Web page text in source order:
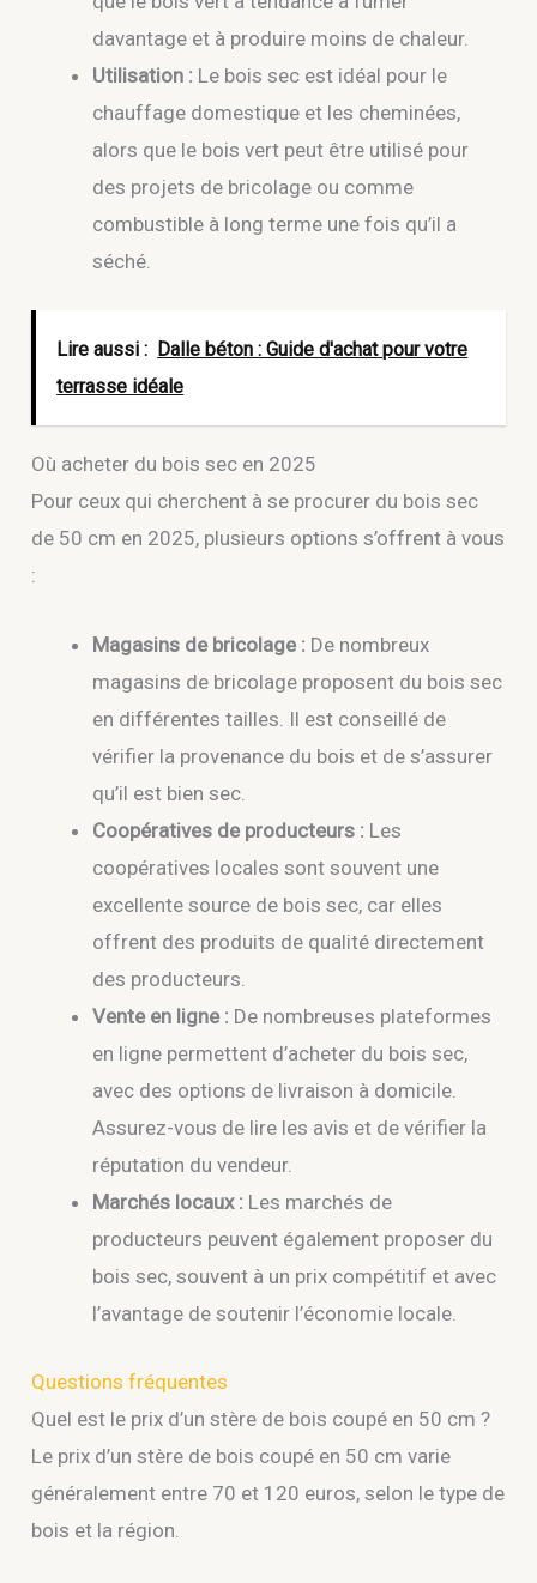
davantage et à produire moins de chaleur.
Utilisation : Le bois sec est idéal pour le
chauffage domestique et les cheminées,
alors que le bois vert peut être utilisé pour
des projets de bricolage ou comme
combustible à long terme une fois qu’il a
séché.
Lire aussi : Dalle béton : Guide d'achat pour votre
terrasse idéale
Où acheter du bois sec en 2025
Pour ceux qui cherchent à se procurer du bois sec
de 50 cm en 2025, plusieurs options s’offrent à vous
:
Magasins de bricolage : De nombreux
magasins de bricolage proposent du bois sec
en différentes tailles. Il est conseillé de
vérifier la provenance du bois et de s’assurer
qu’il est bien sec.
Coopératives de producteurs : Les
coopératives locales sont souvent une
excellente source de bois sec, car elles
offrent des produits de qualité directement
des producteurs.
Vente en ligne : De nombreuses plateformes
en ligne permettent d’acheter du bois sec,
avec des options de livraison à domicile.
Assurez-vous de lire les avis et de vérifier la
réputation du vendeur.
Marchés locaux : Les marchés de
producteurs peuvent également proposer du
bois sec, souvent à un prix compétitif et avec
l’avantage de soutenir l’économie locale.
Questions fréquentes
Quel est le prix d’un stère de bois coupé en 50 cm ?
Le prix d’un stère de bois coupé en 50 cm varie
généralement entre 70 et 120 euros, selon le type de
bois et la région.